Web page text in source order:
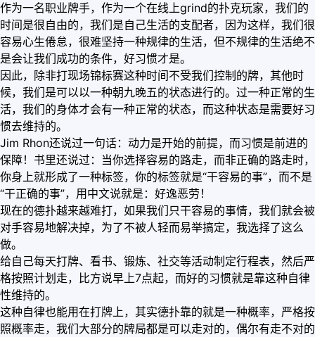
作为一名职业牌手，作为一个在线上grind的扑克玩家，我们的
时间是很自由的，我们是自己生活的支配者，因为这样，我们很
容易心生倦怠，很难坚持一种规律的生活，但不规律的生活绝不
是会让我们成功的条件，好习惯才是。
因此，除非打现场锦标赛这种时间不受我们控制的牌，其他时
候，我们是可以以一种朝九晚五的状态进行的。过一种正常的生
活，我们的身体才会有一种正常的状态，而这种状态是需要好习
惯去维持的。
Jim Rhon还说过一句话：动力是开始的前提，而习惯是前进的
保障！书里还说过：当你选择容易的路走，而非正确的路走时，
你身上就形成了一种标签，你的标签就是“干容易的事”，而不是
“干正确的事”，用中文说就是：好逸恶劳！
现在的德扑越来越难打，如果我们只干容易的事情，我们就会被
对手容易地解决掉，为了不被人轻而易举搞定，我选择了这么
做。
给自己每天打牌、看书、锻炼、社交等活动制定行程表，然后严
格按照计划走，比方说早上7点起，而好的习惯就是靠这种自律
性维持的。
这种自律也能用在打牌上，其实德扑靠的就是一种概率，严格按
照概率走，我们大部分的牌局都是可以走对的，偶尔有走不对的